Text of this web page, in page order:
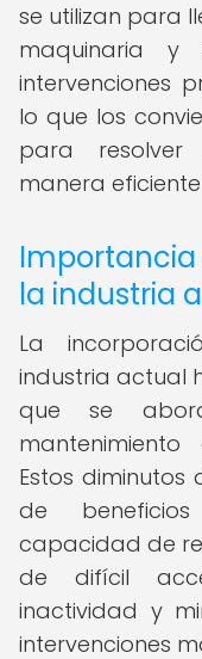
se utilizan para
maquinaria y
intervenciones
lo que los
para resolver
manera
Importancia
la industria
La
industria actual
que se
Estos diminutos
de
capacidad de
de difícil
inactividad y
intervenciones